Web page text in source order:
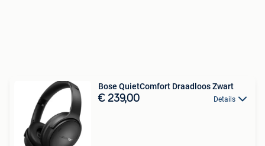
Bose QuietComfort Draadloos Zwart
€ 239,00 Details